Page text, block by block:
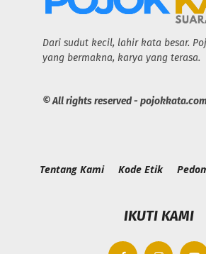
Dari sudut kecil, lahir kata besar.
yang bermakna, karya yang terasa.
© All rights reserved - pojokkata.com
Tentang Kami Kode Etik
IKUTI KAMI